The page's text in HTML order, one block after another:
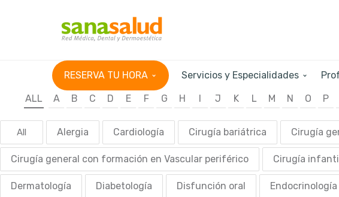
RESERVA TU HORA Servicios y Especialidades
ALL A B C D E F G H I J K L M N O P
All Alergia Cardiología Cirugía bariátrica Cirugía
Cirugía general con formación en Vascular periférico Cirugía
Dermatología Diabetología Disfunción oral Endocrinología